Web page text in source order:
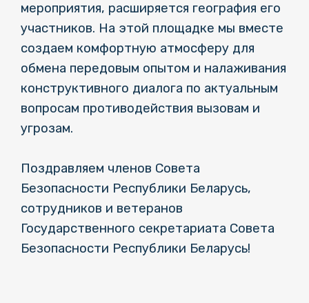
мероприятия, расширяется география его
участников. На этой площадке мы вместе
создаем комфортную атмосферу для
обмена передовым опытом и налаживания
конструктивного диалога по актуальным
вопросам противодействия вызовам и
угрозам.
Поздравляем членов Совета
Безопасности Республики Беларусь,
сотрудников и ветеранов
Государственного секретариата Совета
Безопасности Республики Беларусь!